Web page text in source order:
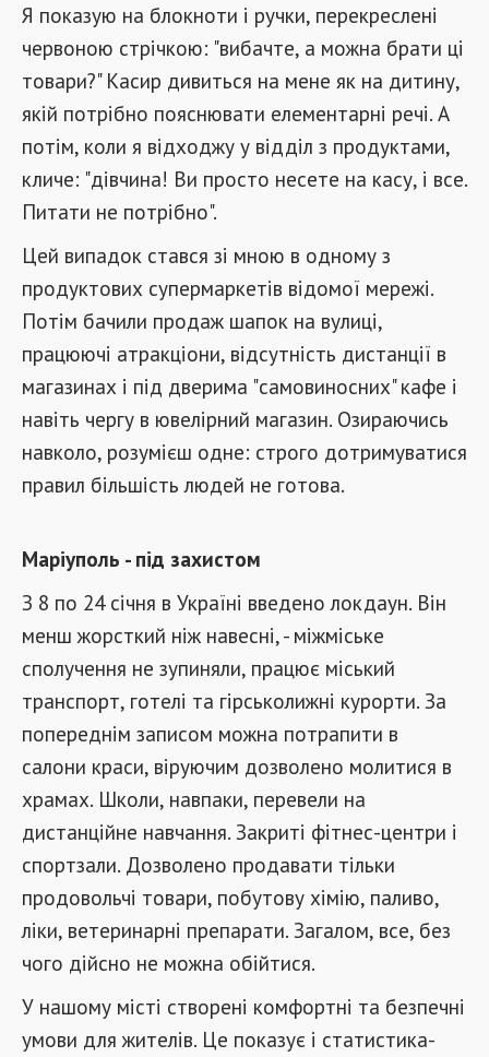
Я показую на блокноти і ручки, перекреслені
червоною стрічкою: "вибачте, а можна брати ці
товари?" Касир дивиться на мене як на дитину,
якій потрібно пояснювати елементарні речі. А
потім, коли я відходжу у відділ з продуктами,
кличе: "дівчина! Ви просто несете на касу, і все.
Питати не потрібно".
Цей випадок стався зі мною в одному з
продуктових супермаркетів відомої мережі.
Потім бачили продаж шапок на вулиці,
працюючі атракціони, відсутність дистанції в
магазинах і під дверима "самовиносних" кафе і
навіть чергу в ювелірний магазин. Озираючись
навколо, розумієш одне: строго дотримуватися
правил більшість людей не готова.
Маріуполь - під захистом
З 8 по 24 січня в Україні введено локдаун. Він
менш жорсткий ніж навесні, - міжміське
сполучення не зупиняли, працює міський
транспорт, готелі та гірськолижні курорти. За
попереднім записом можна потрапити в
салони краси, віруючим дозволено молитися в
храмах. Школи, навпаки, перевели на
дистанційне навчання. Закриті фітнес-центри і
спортзали. Дозволено продавати тільки
продовольчі товари, побутову хімію, паливо,
ліки, ветеринарні препарати. Загалом, все, без
чого дійсно не можна обійтися.
У нашому місті створені комфортні та безпечні
умови для жителів. Це показує і статистика-